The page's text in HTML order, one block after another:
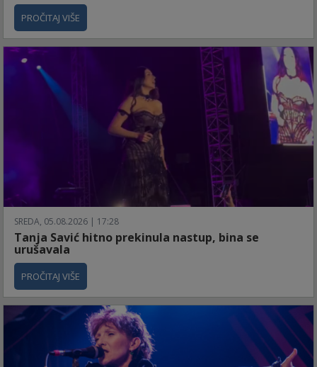
PROČITAJ VIŠE
SREDA, 05.08.2026 | 17:28
Tanja Savić hitno prekinula nastup, bina se
urušavala
PROČITAJ VIŠE